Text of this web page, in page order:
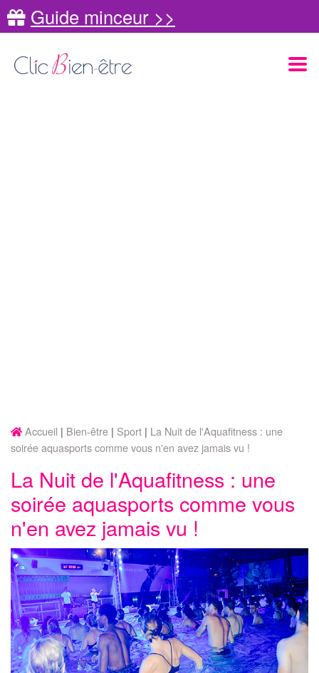
Guide minceur >>
Accueil Bien-être Sport
La Nuit de l'Aquafitness : une
soirée aquasports comme vous n'en avez jamais vu !
La Nuit de l'Aquafitness : une
soirée aquasports comme vous
n'en avez jamais vu !